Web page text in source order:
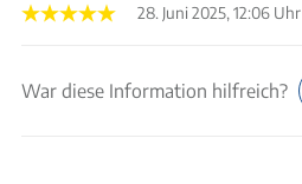
28. Juni 2025, 12:06 Uhr
War diese Information hilfreich?